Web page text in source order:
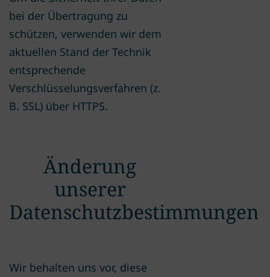
bei der Übertragung zu
schützen, verwenden wir dem
aktuellen Stand der Technik
entsprechende
Verschlüsselungsverfahren (z.
B. SSL) über HTTPS.
Änderung
unserer
Datenschutzbestimmungen
Wir behalten uns vor, diese